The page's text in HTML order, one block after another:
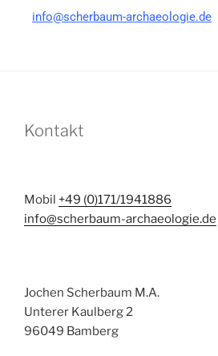
info@scherbaum-archaeologie.de
Kontakt
Mobil +49 (0)171/1941886
info@scherbaum-archaeologie.de
Jochen Scherbaum M.A.
Unterer Kaulberg 2
96049 Bamberg